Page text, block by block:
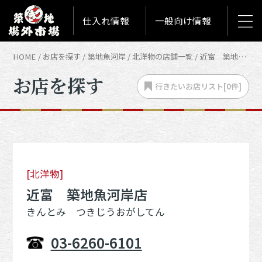
仕入れ情報 一般向け情報
HOME お店を探す 築地魚河岸 北洋物の店舗一覧 近富 築地魚河岸店
お店を探す 行きたいお店リスト[0件]
[北洋物]
近富 築地魚河岸店
きんとみ つきじうおがしてん
03-6260-6101